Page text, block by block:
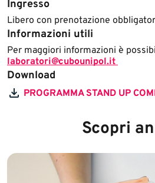
Ingresso
Libero con prenotazione
Informazioni utili
Per maggiori informazioni è
laboratori@cubounipol.it
Download
PROGRAMMA STAND UP
Scopri